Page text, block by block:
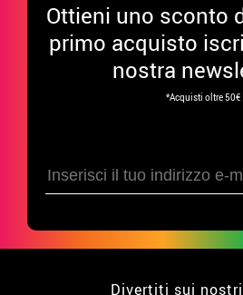
Ottieni uno sconto
primo acquisto
nostra
*Acquisti oltre 50€
Divertiti sui